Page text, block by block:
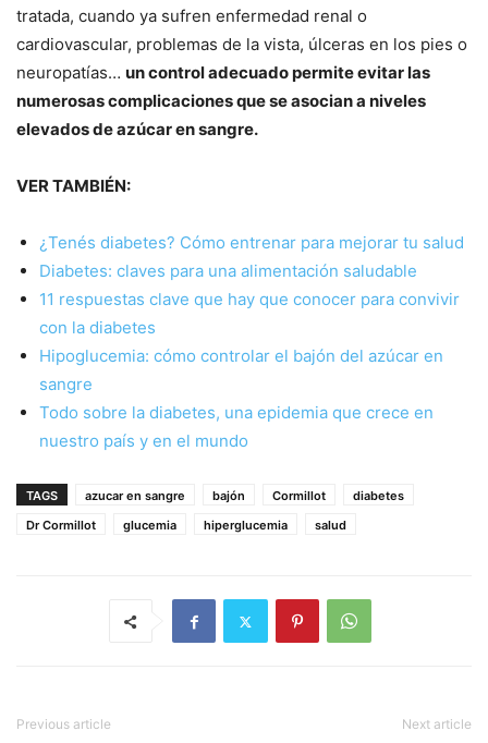
tratada, cuando ya sufren enfermedad renal o
cardiovascular, problemas de la vista, úlceras en los pies o
neuropatías… un control adecuado permite evitar las
numerosas complicaciones que se asocian a niveles
elevados de azúcar en sangre.
VER TAMBIÉN:
¿Tenés diabetes? Cómo entrenar para mejorar tu salud
Diabetes: claves para una alimentación saludable
11 respuestas clave que hay que conocer para convivir
con la diabetes
Hipoglucemia: cómo controlar el bajón del azúcar en
sangre
Todo sobre la diabetes, una epidemia que crece en
nuestro país y en el mundo
TAGS azucar en sangre bajón Cormillot
diabetes
Dr Cormillot
glucemia hiperglucemia salud
Previous article Next article